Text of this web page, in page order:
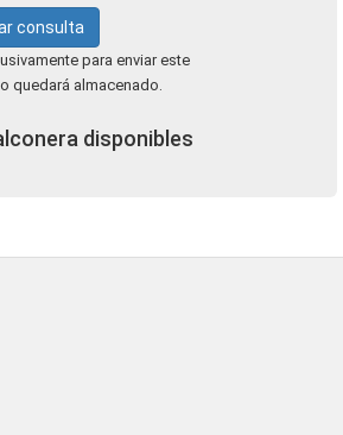
consulta
para enviar este
quedará almacenado.
disponibles